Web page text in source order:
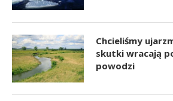
Chcieliśmy
skutki wracają
powodzi